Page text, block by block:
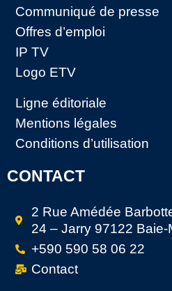
Communiqué de presse
Offres d’emploi
IP TV
Logo ETV
Ligne éditoriale
Mentions légales
Conditions d’utilisation
CONTACT
2 Rue Amédée
24 – Jarry 97122 Baie-
+590 590 58 06 22
Contact